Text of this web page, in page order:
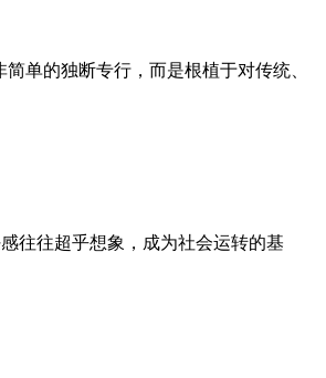
单的独断专行，而是根植于对传统、
往往超乎想象，成为社会运转的基